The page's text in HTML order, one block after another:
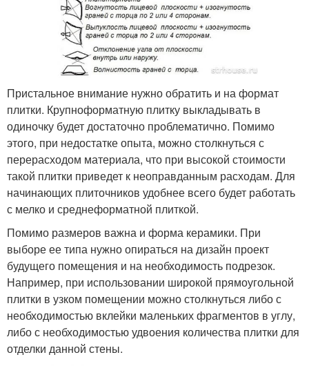
Пристальное внимание нужно обратить и на формат
плитки. Крупноформатную плитку выкладывать в
одиночку будет достаточно проблематично. Помимо
этого, при недостатке опыта, можно столкнуться с
перерасходом материала, что при высокой стоимости
такой плитки приведет к неоправданным расходам. Для
начинающих плиточников удобнее всего будет работать
с мелко и среднеформатной плиткой.
Помимо размеров важна и форма керамики. При
выборе ее типа нужно опираться на дизайн проект
будущего помещения и на необходимость подрезок.
Например, при использовании широкой прямоугольной
плитки в узком помещении можно столкнуться либо с
необходимостью вклейки маленьких фрагментов в углу,
либо с необходимостью удвоения количества плитки для
отделки данной стены.